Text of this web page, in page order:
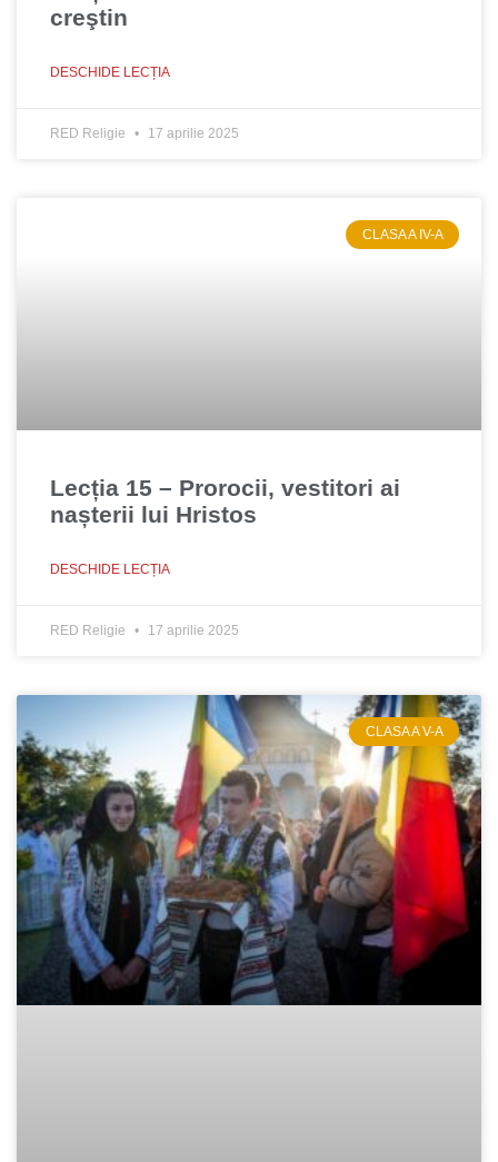
creştin
DESCHIDE LECȚIA
RED Religie 17 aprilie 2025
CLASA A IV-A
Lecția 15 – Prorocii, vestitori ai
nașterii lui Hristos
DESCHIDE LECȚIA
RED Religie 17 aprilie 2025
CLASA A V-A